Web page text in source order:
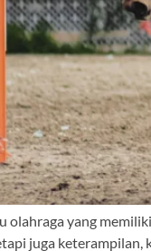
olahraga yang
juga keterampilan,